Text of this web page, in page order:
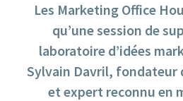
Les Marketing Office
qu’une session de
laboratoire d’idées
Sylvain Davril, fondateur
et expert reconnu en